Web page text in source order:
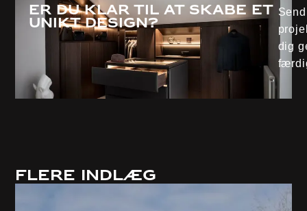
Er du klar til at skabe et
unikt design?
dig
Flere indlæg